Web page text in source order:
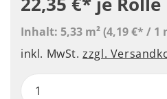
Inhalt: 5,33 m²(4,19 €* / 1
inkl. MwSt.zzgl.